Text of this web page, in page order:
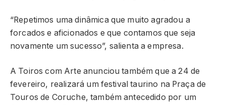
“Repetimos uma dinâmica que muito agradou a
forcados e aficionados e que contamos que seja
novamente um sucesso”, salienta a empresa.
A Toiros com Arte anunciou também que a 24 de
fevereiro, realizará um festival taurino na Praça de
Touros de Coruche, também antecedido por um